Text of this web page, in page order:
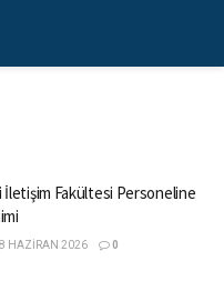
Fakültesi Personeline
8 HAZIRAN 2026 0